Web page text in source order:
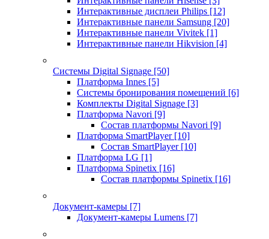
Интерактивные дисплеи Philips [12]
Интерактивные панели Samsung [20]
Интерактивные панели Vivitek [1]
Интерактивные панели Hikvision [4]
Системы Digital Signage [50]
Платформа Innes [5]
Системы бронирования помещений [6]
Комплекты Digital Signage [3]
Платформа Navori [9]
Состав платформы Navori [9]
Платформа SmartPlayer [10]
Состав SmartPlayer [10]
Платформа LG [1]
Платформа Spinetix [16]
Состав платформы Spinetix [16]
Документ-камеры [7]
Документ-камеры Lumens [7]